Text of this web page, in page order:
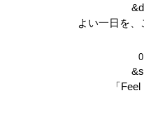
よい一日を、
「Feel